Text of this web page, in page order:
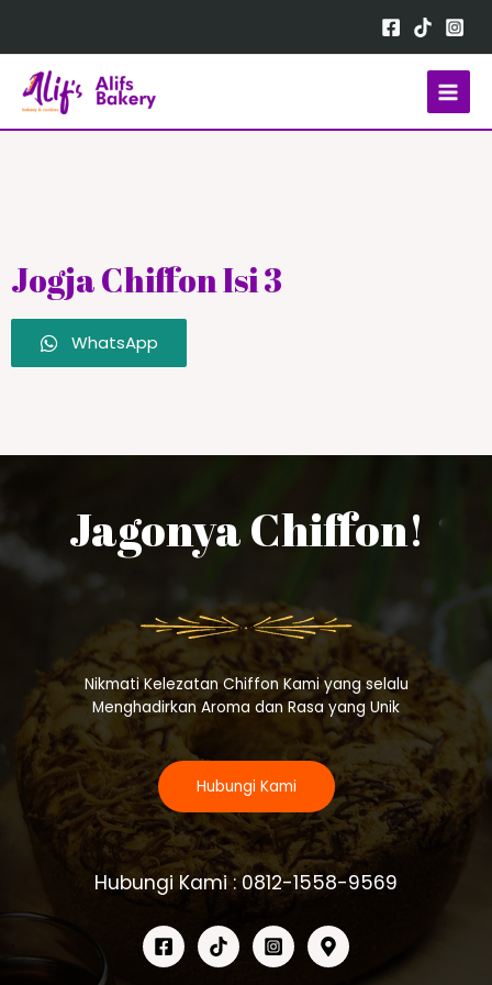
Jogja Chiffon Isi 3
WhatsApp
Jagonya Chiffon!
Nikmati Kelezatan Chiffon Kami yang selalu
Menghadirkan Aroma dan Rasa yang Unik
Hubungi Kami
Hubungi Kami : 0812-1558-9569